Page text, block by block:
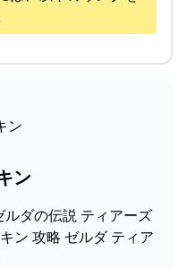
ン
ン
ダの伝説 ティアーズ
ン 攻略 ゼルダ ティア